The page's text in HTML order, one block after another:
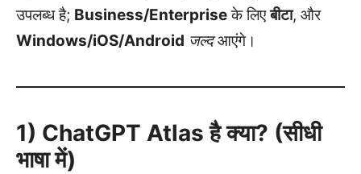
उपलब्ध है; Business/Enterpriseके लिएबीटा, और
Windows/iOS/Android जल्दआएंगे।
1) ChatGPT Atlas है क्या? (सीधी
भाषा में)